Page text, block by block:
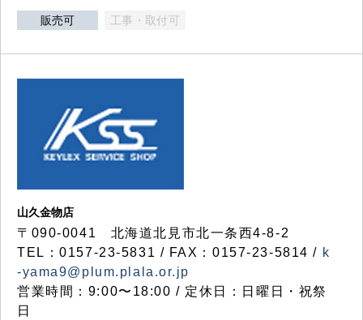
販売可 工事・取付可
山久金物店
〒090-0041 北海道北見市北一条西4-8-2
TEL：0157-23-5831 / FAX：0157-23-5814 / k
-yama9@plum.plala.or.jp
営業時間：9:00〜18:00 / 定休日：日曜日・祝祭
日